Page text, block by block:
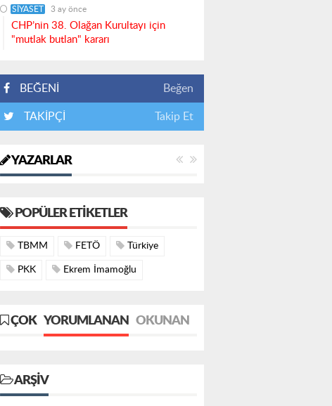
SİYASET 3 ay önce
CHP’nin 38. Olağan Kurultayı için
"mutlak butlan" kararı
BEĞENİ Beğen
TAKİPÇİ Takip Et
YAZARLAR
POPÜLER ETIKETLER
TBMM FETÖ Türkiye
PKK Ekrem İmamoğlu
ÇOK YORUMLANAN OKUNAN
ARŞIV